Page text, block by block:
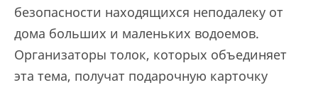
безопасности находящихся неподалеку от
дома больших и маленьких водоемов.
Организаторы толок, которых объединяет
эта тема, получат подарочную карточку